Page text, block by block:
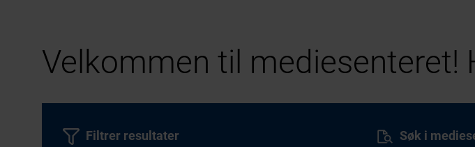
Velkommen til mediesenteret!
Søk i
Filtrer resultater